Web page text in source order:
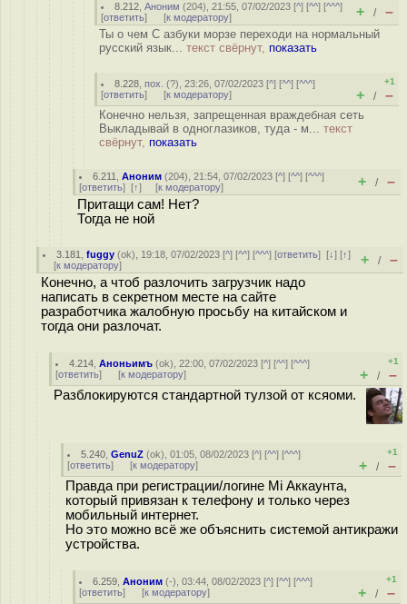
8.212 ,Аноним (204), 21:55, 07/02/2023 [^] [^^] [^^^]
[ответить] [к модератору] + / –
Ты о чем С азбуки морзе переходи на нормальный
русский язык... текст свёрнут, показать
8.228 ,пох. (?), 23:26, 07/02/2023 [^] [^^] [^^^]
[ответить] [к модератору]
+1
+ / –
Конечно нельзя, запрещенная враждебная сеть
Выкладывай в одноглазиков, туда - м... текст
свёрнут, показать
6.211 ,Аноним (204), 21:54, 07/02/2023 [^] [^^] [^^^]
[ответить] [↑] [к модератору] + / –
Притащи сам! Нет?
Тогда не ной
3.181 ,fuggy (ok), 19:18, 07/02/2023 [^] [^^] [^^^] [ответить][↓] [↑]
[к модератору] + / –
Конечно, а чтоб разлочить загрузчик надо
написать в секретном месте на сайте
разработчика жалобную просьбу на китайском и
тогда они разлочат.
4.214 ,Аноньимъ (ok), 22:00, 07/02/2023 [^] [^^] [^^^]
[ответить] [к модератору]
+1
+ / –
Разблокируются стандартной тулзой от ксяоми.
5.240 ,GenuZ (ok), 01:05, 08/02/2023 [^] [^^] [^^^]
[ответить] [к модератору]
+1
+ / –
Правда при регистрации/логине Mi Аккаунта,
который привязан к телефону и только через
мобильный интернет.
Но это можно всё же объяснить системой антикражи
устройства.
6.259 ,Аноним (-), 03:44, 08/02/2023 [^] [^^] [^^^]
[ответить] [к модератору]
+1
+ / –